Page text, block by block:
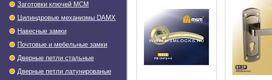
Заготовки ключей МСМ
Цилиндровые механизмы DAMX
Навесные замки
Почтовые и мебельные замки
Дверные петли стальные
Дверные петли латунированые